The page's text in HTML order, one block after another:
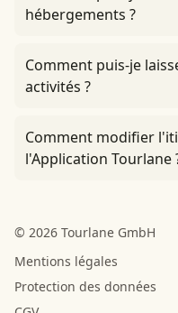
hébergements ?
Comment puis-je
activités ?
Comment modifier
l'Application Tourlane
© 2026 Tourlane GmbH
Mentions légales
Protection des données